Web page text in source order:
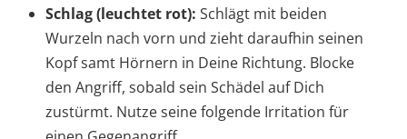
Schlag (leuchtet rot): Schlägt mit beiden
Wurzeln nach vorn und zieht daraufhin seinen
Kopf samt Hörnern in Deine Richtung. Blocke
den Angriff, sobald sein Schädel auf Dich
zustürmt. Nutze seine folgende Irritation für